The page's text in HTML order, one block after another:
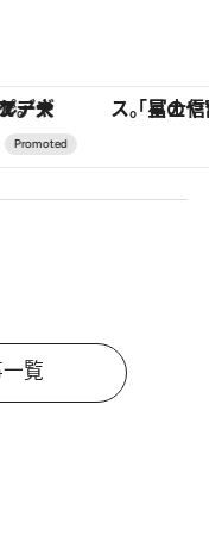
士」でデジタルデトックス。冨士信仰の歴史を辿り、心身を調える。
覧